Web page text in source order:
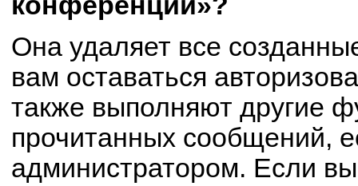
Она удаляет все
вам оставаться
также выполняют другие
прочитанных сообщений,
администратором. Если